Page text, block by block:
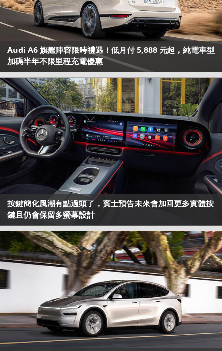
Audi A6 旗艦陣容限時禮遇！低月付 5,888 元起，純電車型
加碼半年不限里程充電優惠
按鍵簡化風潮有點過頭了，賓士預告未來會加回更多實體按
鍵且仍會保留多螢幕設計